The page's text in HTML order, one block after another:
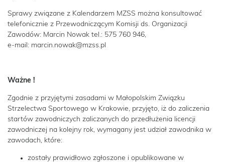
Sprawy związane z Kalendarzem MZSS można konsultować
telefonicznie z Przewodniczącym Komisji ds. Organizacji
Zawodów: Marcin Nowak tel.: 575 760 946,
e‑mail: marcin.nowak@mzss.pl
Ważne !
Zgodnie z przyjętymi zasadami w Małopolskim Związku
Strzelectwa Sportowego w Krakowie, przyjęto, iż do zaliczenia
startów zawodniczych zaliczanych do przedłużenia licencji
zawodniczej na kolejny rok, wymagany jest udział zawodnika w
zawodach, które:
zostały prawidłowo zgłoszone i opublikowane w